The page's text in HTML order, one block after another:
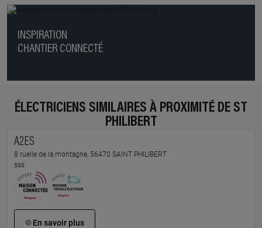
INSPIRATION
CHANTIER CONNECTÉ
ÉLECTRICIENS SIMILAIRES À PROXIMITÉ DE ST
PHILIBERT
A2ES
8 ruelle de la montagne, 56470 SAINT PHILIBERT
sss
En savoir plus